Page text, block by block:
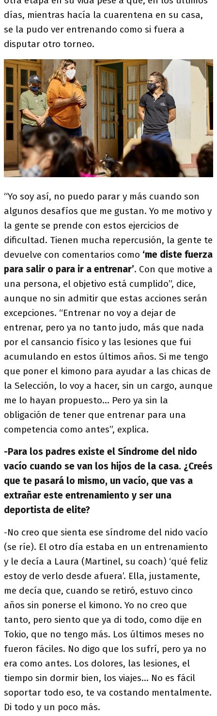
días, mientras hacía la cuarentena en su casa,
se la pudo ver entrenando como si fuera a
disputar otro torneo.
“Yo soy así, no puedo parar y más cuando son
algunos desafíos que me gustan. Yo me motivo y
la gente se prende con estos ejercicios de
dificultad. Tienen mucha repercusión, la gente te
devuelve con comentarios como ‘me diste fuerza
para salir o para ir a entrenar’. Con que motive a
una persona, el objetivo está cumplido”, dice,
aunque no sin admitir que estas acciones serán
excepciones. “Entrenar no voy a dejar de
entrenar, pero ya no tanto judo, más que nada
por el cansancio físico y las lesiones que fui
acumulando en estos últimos años. Si me tengo
que poner el kimono para ayudar a las chicas de
la Selección, lo voy a hacer, sin un cargo, aunque
me lo hayan propuesto... Pero ya sin la
obligación de tener que entrenar para una
competencia como antes”, explica.
-Para los padres existe el Síndrome del nido
vacío cuando se van los hijos de la casa. ¿Creés
que te pasará lo mismo, un vacío, que vas a
extrañar este entrenamiento y ser una
deportista de elite?
-No creo que sienta ese síndrome del nido vacío
(se ríe). El otro día estaba en un entrenamiento
y le decía a Laura (Martinel, su coach) ‘qué feliz
estoy de verlo desde afuera’. Ella, justamente,
me decía que, cuando se retiró, estuvo cinco
años sin ponerse el kimono. Yo no creo que
tanto, pero siento que ya di todo, como dije en
Tokio, que no tengo más. Los últimos meses no
fueron fáciles. No digo que los sufrí, pero ya no
era como antes. Los dolores, las lesiones, el
tiempo sin dormir bien, los viajes… No es fácil
soportar todo eso, te va costando mentalmente.
Di todo y un poco más.